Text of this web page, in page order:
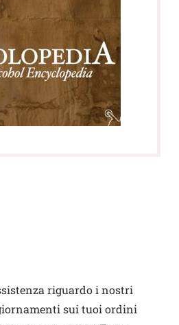
riguardo i nostri
sui tuoi ordini